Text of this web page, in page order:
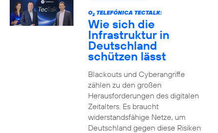
O2TELEFÓNICA TECTALK:
Wie sich die
Infrastruktur in
Deutschland
schützen lässt
Blackouts und Cyberangriffe
zählen zu den großen
Herausforderungen des digitalen
Zeitalters. Es braucht
widerstandsfähige Netze, um
Deutschland gegen diese Risiken